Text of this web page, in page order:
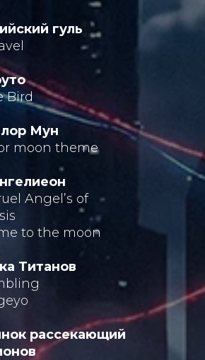
гуль
Bird
Мун
moon theme
Angel’s of
to the moon
Титанов
рассекающий